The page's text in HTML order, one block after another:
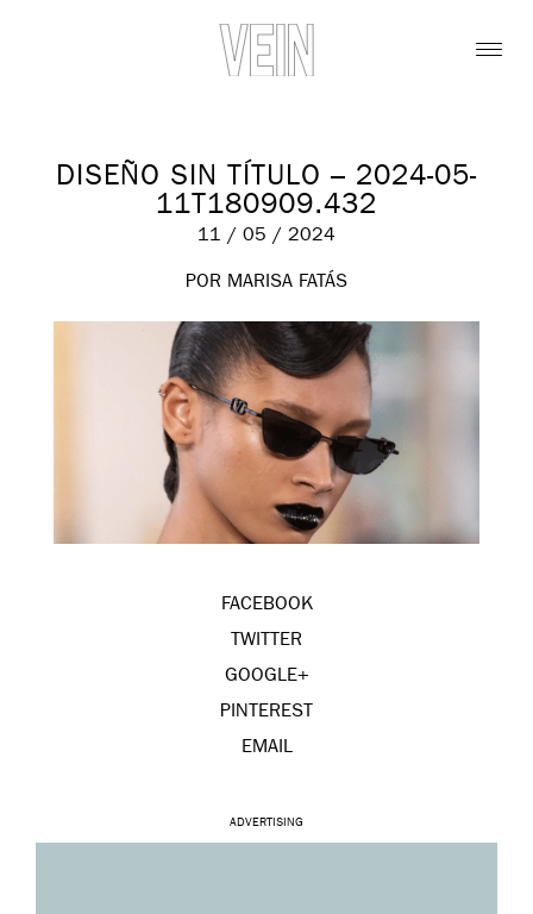
DISEÑO SIN TÍTULO – 2024-05-
11T180909.432
11 / 05 / 2024
POR MARISA FATÁS
FACEBOOK
TWITTER
GOOGLE+
PINTEREST
EMAIL
ADVERTISING